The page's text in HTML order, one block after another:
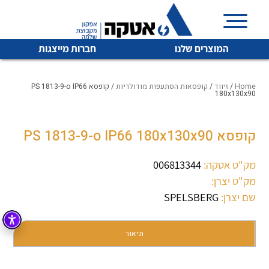
המוצרים שלנו חברות מייצגות
איכות | שרות | זמינות
והפצה של מוצרי
מיתוג, בקרה , ואינסטלציה חשמלית ופעילה ב7 תחומים:
חשמל מיתוג ואינסטלציה חשמלית
בקרה
זיווד
לכל מוצרי היצרן לכל מוצרי היצרן
לכל מוצרי היצרן לכל מוצרי היצרן
Home
/זיווד/ קופסאות הסתעפות מודולריות / קופסא PS 1813-9-o IP66
180x130x90
קופסא PS 1813-9-o IP66 180x130x90
מק"ט אטקה: 006813344
מק"ט יצרן:
שם יצרן: SPELSBERG
תיאור